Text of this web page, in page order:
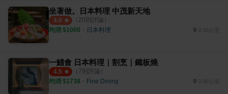
坐著做。日本料理 中茂新天地
4.0 （ 20則評論）
均消 $1000 ・ 日本料理
一鰭會 日本料理｜割烹｜鐵板燒
4.5 （ 7則評論）
均消 $1738 ・ Fine Dining